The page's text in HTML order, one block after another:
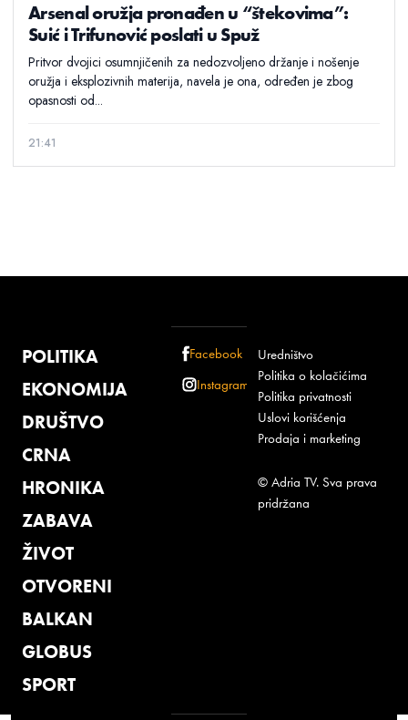
Arsenal oružja pronađen u “štekovima”:
Suić i Trifunović poslati u Spuž
Pritvor dvojici osumnjičenih za nedozvoljeno držanje i nošenje
oružja i eksplozivnih materija, navela je ona, određen je zbog
opasnosti od...
21:41
POLITIKA
EKONOMIJA
DRUŠTVO
CRNA
HRONIKA
ZABAVA
ŽIVOT
OTVORENI
BALKAN
GLOBUS
SPORT
Facebook
Instagram
Uredništvo
Politika o kolačićima
Politika privatnosti
Uslovi korišćenja
Prodaja i marketing
© Adria TV. Sva prava
pridržana